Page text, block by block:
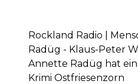
Rockland Radio |
Radüg - Klaus-Peter
Annette Radüg hat
Krimi Ostfriesenzorn